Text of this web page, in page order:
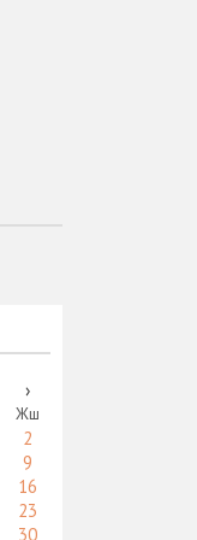
›
Жш
2
9
16
23
30